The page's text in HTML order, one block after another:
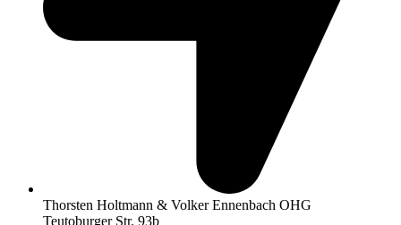
Thorsten Holtmann & Volker Ennenbach OHG
Teutoburger Str. 93b